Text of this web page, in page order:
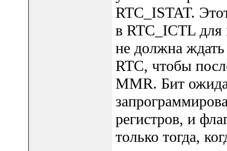
RTC_ISTAT.
в RTC_ICTL для
не должна
RTC, чтобы
MMR. Бит
регистров, и
только тогда,